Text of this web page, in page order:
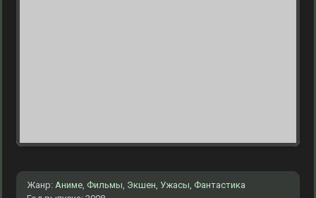
Жанр: Аниме, Фильмы, Экшен, Ужасы, Фантастика